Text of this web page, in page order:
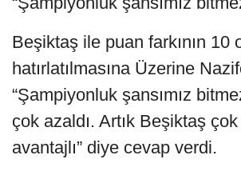
Beşiktaş ile puan farkının 10
hatırlatılmasına Üzerine
“Şampiyonluk şansımız
çok azaldı. Artık Beşiktaş
avantajlı” diye cevap verdi.